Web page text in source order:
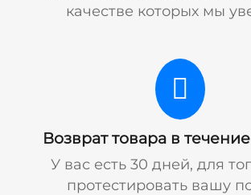
качестве которых мы
Возврат товара в
У вас есть 30 дней, для
протестировать вашу